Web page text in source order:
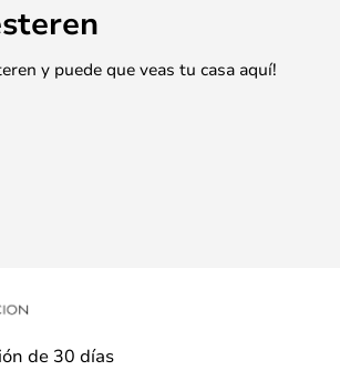
y puede que veas tu casa aquí!
de 30 días